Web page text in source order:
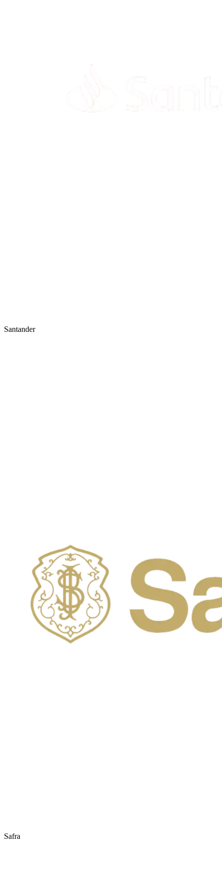
Santander
Safra